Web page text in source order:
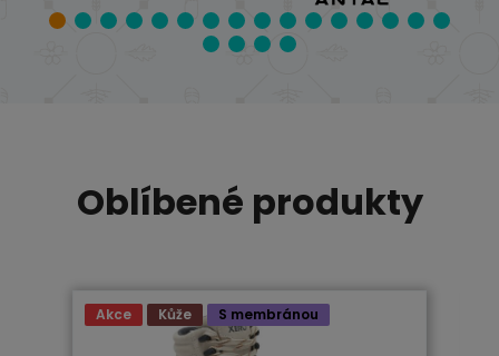
Oblíbené produkty
Akce Kůže S membránou